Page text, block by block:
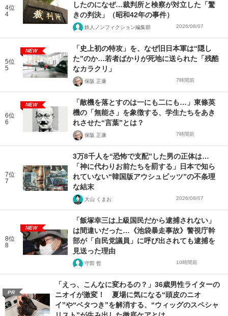
4位
4
したのになぜ…裁判所と検察が対立した「驚
きの判決」（昭和42年の事件）
鉄人ノンフィクション編集部 2026/08/07
5位
5
NEW
「史上初の特攻」を、なぜ旧日本軍は“隠し
た”のか…若者ばかりが死地に送られた「残酷
なカラクリ」
保阪 正康 7時間前
6位
6
NEW
「敵機を落とすのは一にも二にも…」東條英
機の「無能さ」を象徴する、学生たちをあき
れさせた“言葉”とは？
保阪 正康 7時間前
7位
7
3万8千人を“恐怖で支配”した男の正体は…
「神に代わりお前たちを罰する」日本で知ら
れていない“韓国版アウシュビッツ”の不条理
な結末
大山 くまお 2026/08/07
8位
8
NEW
「飯塚幸三は上級国民だから逮捕されない」
は間違いだった…《池袋暴走事故》警視庁幹
部が「自民党議員」に呼び出されても逮捕を
見送った理由
守田 哲 10時間前
PR
「えっ、こんなに変わるの？」36歳男性ライターの
ニオイが激変！ 夏場に気になる“頭皮のニオ
イ”や“ベタつき”を解消する、“ウィッグのスペシャ